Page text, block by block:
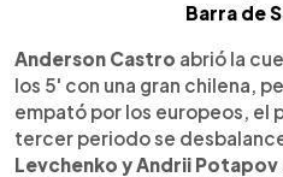
Barra de
Anderson Castro abrió la
los 5' con una gran chilena,
empató por los europeos, el
tercer periodo se
Levchenko y Andrii Potapov